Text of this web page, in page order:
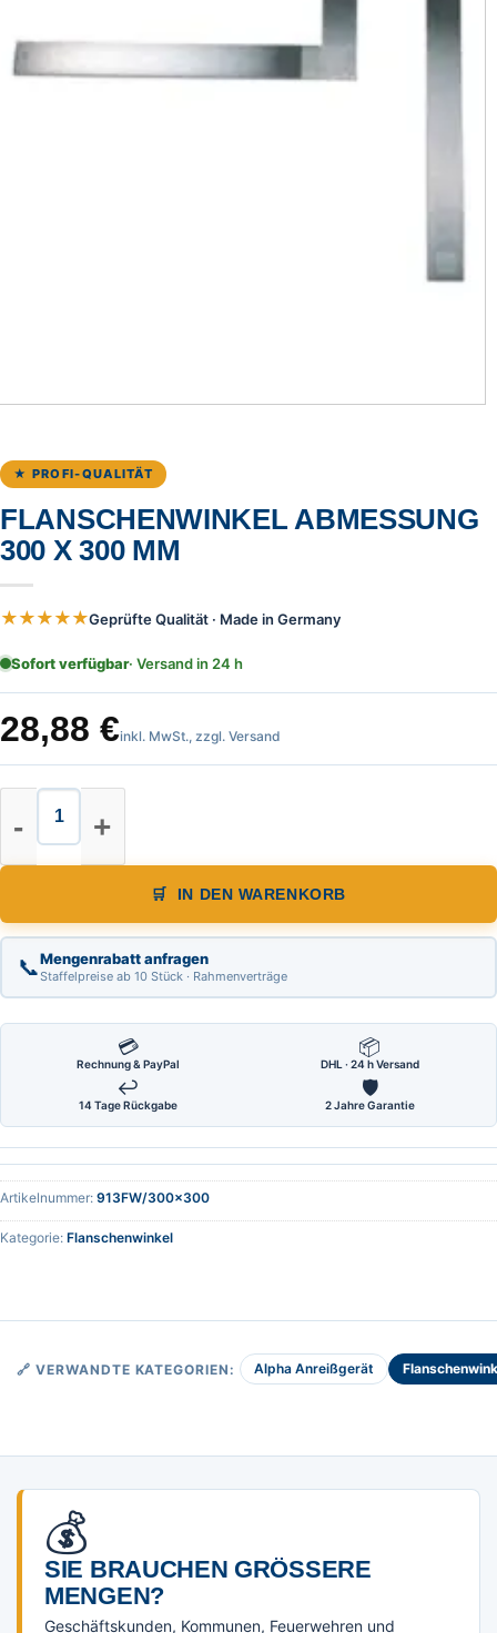
★ PROFI-QUALITÄT
FLANSCHENWINKEL ABMESSUNG
300 X 300 MM
★★★★★Geprüfte Qualität · Made in Germany
Sofort verfügbar· Versand in 24 h
28,88 €inkl. MwSt., zzgl. Versand
Flanschenwinkel Abmessung 300
IN DEN WARENKORB
📞Mengenrabatt anfragen
Staffelpreise ab 10 Stück · Rahmenverträge
💳
Rechnung & PayPal
📦
DHL · 24 h Versand
↩
14 Tage Rückgabe
🛡
2 Jahre Garantie
Artikelnummer: 913FW/300x300
Kategorie: Flanschenwinkel
🔗 VERWANDTE KATEGORIEN: Alpha Anreißgerät
💰
SIE BRAUCHEN GRÖSSERE M
ENGEN?
Geschäftskunden, Kommunen, Feuerwehren und